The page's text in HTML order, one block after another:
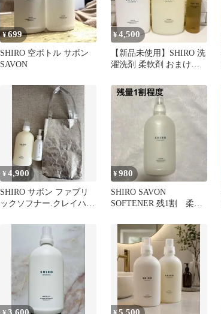
¥699
SHIRO 空ボトル サボン
SAVON
¥4,500
【新品未使用】SHIRO 洗
濯洗剤 柔軟剤 おまけつ
¥4,900
SHIRO サボン ファブリ
ックソフナー.クレイハン
¥980
SHIRO SAVON
SOFTENER 残1割 柔軟
3,600 5,500